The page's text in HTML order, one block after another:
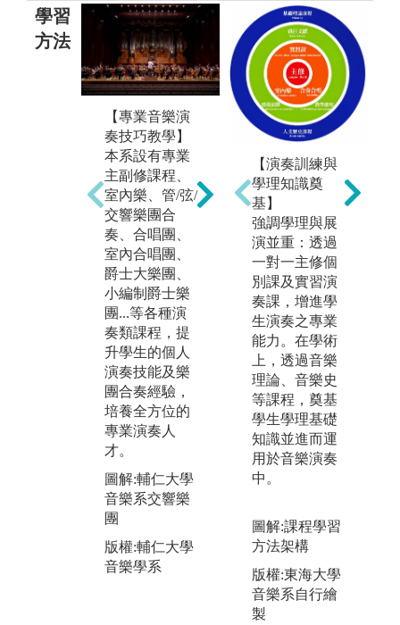
學習
方法
【專業音樂演
奏技巧教學】
本系設有專業
主副修課程、
室內樂、管/弦/
交響樂團合
奏、合唱團、
室內合唱團、
爵士大樂團、
小編制爵士樂
團...等各種演
奏類課程，提
升學生的個人
演奏技能及樂
團合奏經驗，
培養全方位的
專業演奏人
才。
圖解:輔仁大學
音樂系交響樂
團
版權:輔仁大學
音樂學系
【講座及大師
班】
每學期固定辦
理音樂相關系
列講座、大師
班，邀請各界
專家、國內外
知名音樂家，
幫助同學增加
學習效果並規
劃未來發展，
增進國內外音
樂學術及演奏
交流，培養國
際觀，與業界
成功接軌。
圖解:寇帝斯音
樂院Benjamin
大師班
音樂學系
【演奏訓練與
學理知識奠
基】
強調學理與展
演並重：透過
一對一主修個
別課及實習演
奏課，增進學
生演奏之專業
能力。在學術
上，透過音樂
理論、音樂史
等課程，奠基
學生學理基礎
知識並進而運
用於音樂演奏
中。
圖解:課程學習
方法架構
版權:東海大學
音樂系自行繪
製